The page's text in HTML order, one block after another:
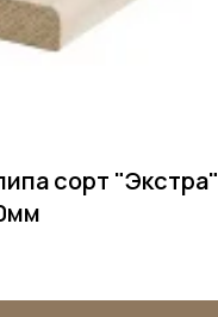
сорт "Экстра"